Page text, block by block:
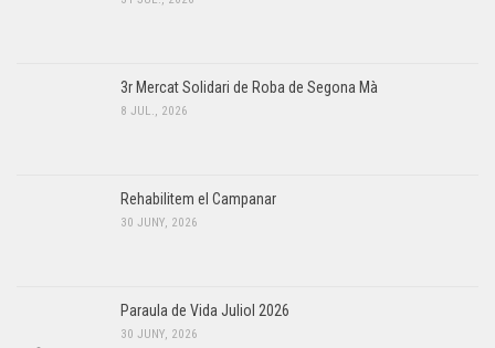
3r Mercat Solidari de Roba de Segona Mà
8 JUL., 2026
Rehabilitem el Campanar
30 JUNY, 2026
Paraula de Vida Juliol 2026
30 JUNY, 2026